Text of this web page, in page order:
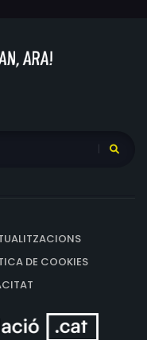
DE COOKIES